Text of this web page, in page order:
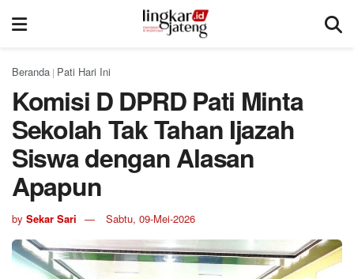
Beranda | Pati Hari Ini
Komisi D DPRD Pati Minta
Sekolah Tak Tahan Ijazah
Siswa dengan Alasan
Apapun
by Sekar Sari Sabtu, 09-Mei-2026